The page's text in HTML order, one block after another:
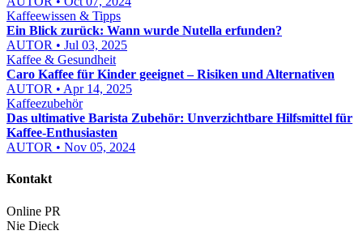
Kaffeewissen & Tipps
Ein Blick zurück: Wann wurde Nutella erfunden?
AUTOR • Jul 03, 2025
Kaffee & Gesundheit
Caro Kaffee für Kinder geeignet – Risiken und Alternativen
AUTOR • Apr 14, 2025
Kaffeezubehör
Das ultimative Barista Zubehör: Unverzichtbare Hilfsmittel für
Kaffee-Enthusiasten
AUTOR • Nov 05, 2024
Kontakt
Online PR
Nie Dieck